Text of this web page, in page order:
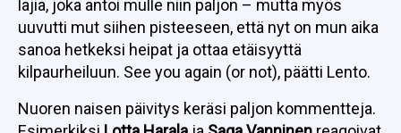
lajia, joka antoi mulle niin paljon – mutta myös
uuvutti mut siihen pisteeseen, että nyt on mun aika
sanoa hetkeksi heipat ja ottaa etäisyyttä
kilpaurheiluun. See you again (or not), päätti Lento.
Nuoren naisen päivitys keräsi paljon kommentteja.